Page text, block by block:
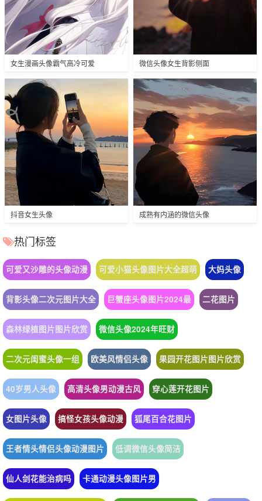
女生漫画头像霸气高冷可爱 微信头像女生背影侧面
抖音女生头像 成熟有内涵的微信头像
热门标签
可爱又沙雕的头像动漫 可爱小猫头像图片大全超萌 大妈头像
背影头像二次元图片大全 巨蟹座头像图片2024最 二花图片
森林绿植图片图片欣赏 微信头像2024年旺财
二次元闺蜜头像一组 欧美风情侣头像 果园开花图片图片欣赏
40岁男人头像 高清头像男动漫古风 穿心莲开花图片
女图片头像 搞怪女孩头像动漫 狐尾百合花图片
王者情头情侣头像动漫图片 低调微信头像简洁
仙人剑花能治病吗 卡通动漫头像图片男